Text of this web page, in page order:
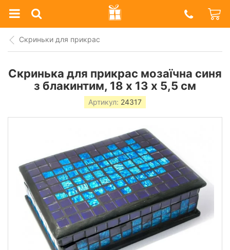
Prazdnik
Shop
Скриньки для прикрас
Скринька для прикрас мозаїчна синя
з блакинтим, 18 х 13 х 5,5 см
Артикул: 24317